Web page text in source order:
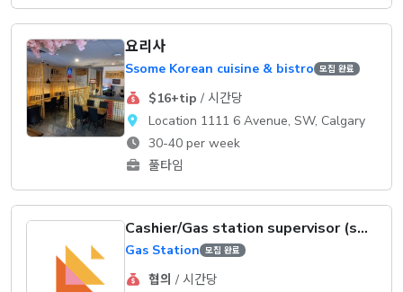
요리사
Ssome Korean cuisine & bistro 모집 완료
$16+tip / 시간당
Location 1111 6 Avenue, SW, Calgary
30-40 per week
풀타임
Cashier/Gas station supervisor (sales)
Gas Station 모집 완료
협의 / 시간당